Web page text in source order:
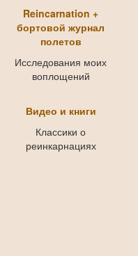
Reincarnation +
бортовой журнал
полетов
Исследования моих
воплощений
Видео и книги
Классики о
реинкарнациях